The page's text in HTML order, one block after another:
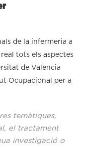
de la infermeria a
tots els aspectes
de València
Ocupacional per a
temàtiques,
el tractament
investigació o